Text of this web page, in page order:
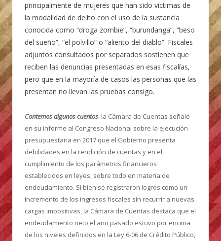
principalmente de mujeres que han sido víctimas de
la modalidad de delito con el uso de la sustancia
conocida como “droga zombie”, “burundanga”, “beso
del sueño”, “el polvillo” o “aliento del diablo”. Fiscales
adjuntos consultados por separados sostienen que
reciben las denuncias presentadas en esas fiscalías,
pero que en la mayoría de casos las personas que las
presentan no llevan las pruebas consigo.
Contemos algunos cuentos: la Cámara de Cuentas señaló
en su informe al Congreso Nacional sobre la ejecución
presupuestaria en 2017 que el Gobierno presenta
debilidades en la rendición de cuentas y en el
cumplimiento de los parámetros financieros
establecidos en leyes, sobre todo en materia de
endeudamiento. Si bien se registraron logros como un
incremento de los ingresos fiscales sin recurrir a nuevas
cargas impositivas, la Cámara de Cuentas destaca que el
endeudamiento neto el año pasado estuvo por encima
de los niveles definidos en la Ley 6-06 de Crédito Público,